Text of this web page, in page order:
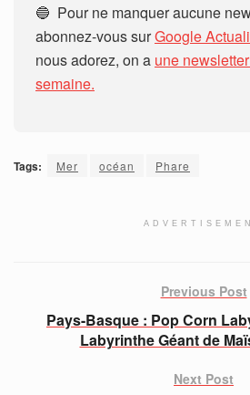
🔵 Pour ne manquer aucune
abonnez-vous surGoogle
nous adorez, on a une
semaine.
Tags: Mer océan Phare
Previous Post
Pays-Basque : Pop Corn
Labyrinthe Géant de
Next Post